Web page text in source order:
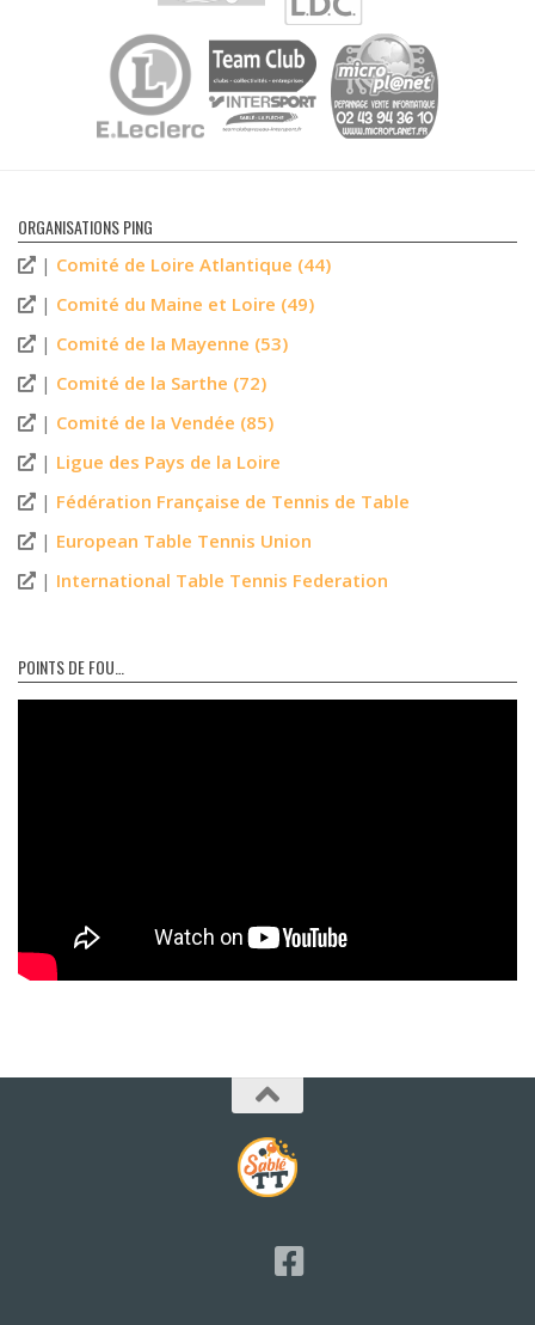
ORGANISATIONS PING
| Comité de Loire Atlantique (44)
| Comité du Maine et Loire (49)
| Comité de la Mayenne (53)
| Comité de la Sarthe (72)
| Comité de la Vendée (85)
| Ligue des Pays de la Loire
| Fédération Française de Tennis de Table
| European Table Tennis Union
| International Table Tennis Federation
POINTS DE FOU…